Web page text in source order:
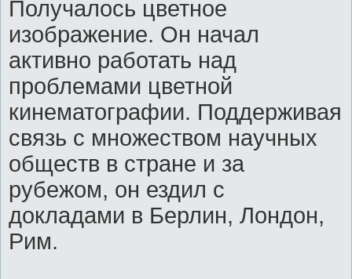
Получалось цветное
изображение. Он начал
активно работать над
проблемами цветной
кинематографии. Поддерживая
связь с множеством научных
обществ в стране и за
рубежом, он ездил с
докладами в Берлин, Лондон,
Рим.